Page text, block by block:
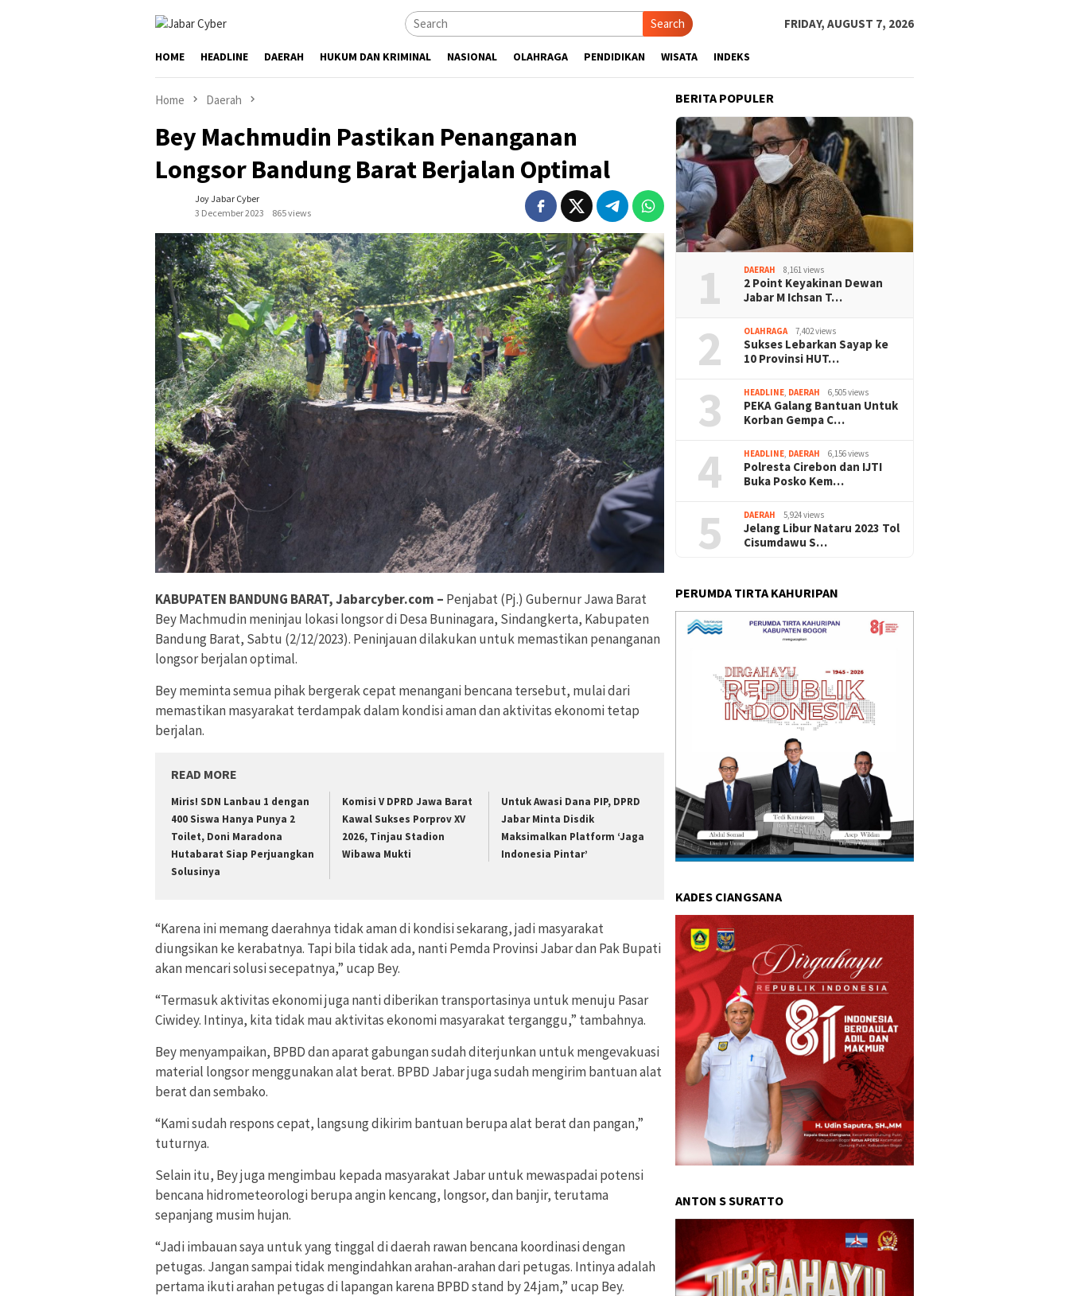
Search FRIDAY, AUGUST 7, 2026
HOME HEADLINE DAERAH HUKUM DAN KRIMINAL NASIONAL OLAHRAGA PENDIDIKAN WISATA INDEKS
Home Daerah
Bey Machmudin Pastikan Penanganan
Longsor Bandung Barat Berjalan Optimal
Joy Jabar Cyber
3 December 2023
865 views
KABUPATEN BANDUNG BARAT, Jabarcyber.com – Penjabat (Pj.) Gubernur Jawa Barat
Bey Machmudin meninjau lokasi longsor di Desa Buninagara, Sindangkerta, Kabupaten
Bandung Barat, Sabtu (2/12/2023). Peninjauan dilakukan untuk memastikan penanganan
longsor berjalan optimal.
Bey meminta semua pihak bergerak cepat menangani bencana tersebut, mulai dari
memastikan masyarakat terdampak dalam kondisi aman dan aktivitas ekonomi tetap
berjalan.
READ MORE
Miris! SDN Lanbau 1 dengan
400 Siswa Hanya Punya 2
Toilet, Doni Maradona
Hutabarat Siap Perjuangkan
Solusinya
Komisi V DPRD Jawa Barat
Kawal Sukses Porprov XV
2026, Tinjau Stadion
Wibawa Mukti
Untuk Awasi Dana PIP, DPRD
Jabar Minta Disdik
Maksimalkan Platform ‘Jaga
Indonesia Pintar’
“Karena ini memang daerahnya tidak aman di kondisi sekarang, jadi masyarakat
diungsikan ke kerabatnya. Tapi bila tidak ada, nanti Pemda Provinsi Jabar dan Pak Bupati
akan mencari solusi secepatnya,” ucap Bey.
“Termasuk aktivitas ekonomi juga nanti diberikan transportasinya untuk menuju Pasar
Ciwidey. Intinya, kita tidak mau aktivitas ekonomi masyarakat terganggu,” tambahnya.
Bey menyampaikan, BPBD dan aparat gabungan sudah diterjunkan untuk mengevakuasi
material longsor menggunakan alat berat. BPBD Jabar juga sudah mengirim bantuan alat
berat dan sembako.
“Kami sudah respons cepat, langsung dikirim bantuan berupa alat berat dan pangan,”
tuturnya.
Selain itu, Bey juga mengimbau kepada masyarakat Jabar untuk mewaspadai potensi
bencana hidrometeorologi berupa angin kencang, longsor, dan banjir, terutama
sepanjang musim hujan.
“Jadi imbauan saya untuk yang tinggal di daerah rawan bencana koordinasi dengan
petugas. Jangan sampai tidak mengindahkan arahan-arahan dari petugas. Intinya adalah
pertama ikuti arahan petugas di lapangan karena BPBD stand by 24 jam,” ucap Bey.
BERITA POPULER
1 DAERAH 8,161 views
2 Point Keyakinan Dewan
Jabar M Ichsan T…
2 OLAHRAGA 7,402 views
Sukses Lebarkan Sayap ke
10 Provinsi HUT…
3 HEADLINE DAERAH 6,505 views
PEKA Galang Bantuan Untuk
Korban Gempa C…
4 HEADLINE DAERAH 6,156 views
Polresta Cirebon dan IJTI
Buka Posko Kem…
5 DAERAH 5,924 views
Jelang Libur Nataru 2023 Tol
Cisumdawu S…
PERUMDA TIRTA KAHURIPAN
KADES CIANGSANA
ANTON S SURATTO